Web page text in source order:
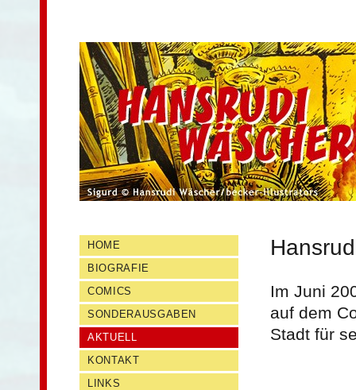
Hansrudi Wäscher
Der Comiczeichner Hansrudi Wäscher
Main menu
Skip to primary content
Skip to secondary content
HOME
BIOGRAFIE
COMICS
SONDERAUSGABEN
AKTUELL
KONTAKT
LINKS
Im Juni
auf dem
Stadt für